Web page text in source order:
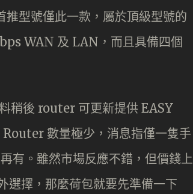
型號僅此一款，屬於頂級型號的
WAN 及 LAN，而且具備四個
稍後 router 可更新提供 EASY
數量極少，消息指僅一隻手
有。雖然市場反應不錯，但價錢上
擇，那麼荷包就要先準備一下